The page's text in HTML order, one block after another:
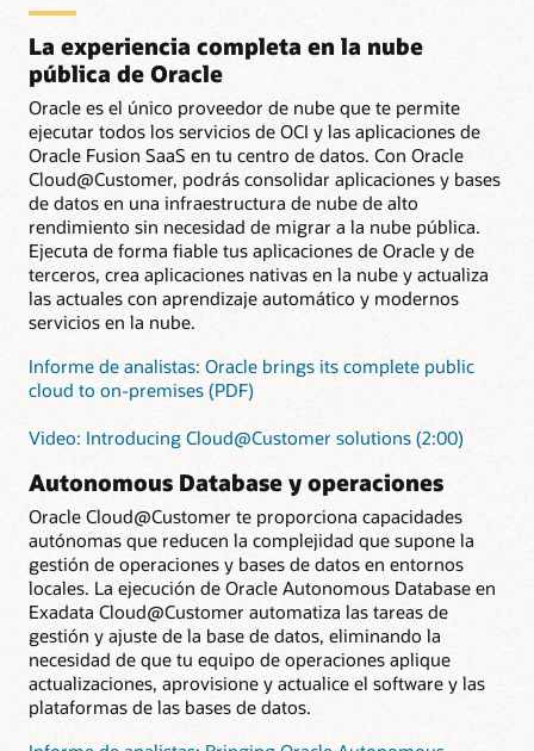
La experiencia completa en la nube
pública de Oracle
Oracle es el único proveedor de nube que te permite
ejecutar todos los servicios de OCI y las aplicaciones de
Oracle Fusion SaaS en tu centro de datos. Con Oracle
Cloud@Customer, podrás consolidar aplicaciones y bases
de datos en una infraestructura de nube de alto
rendimiento sin necesidad de migrar a la nube pública.
Ejecuta de forma fiable tus aplicaciones de Oracle y de
terceros, crea aplicaciones nativas en la nube y actualiza
las actuales con aprendizaje automático y modernos
servicios en la nube.
Informe de analistas: Oracle brings its complete public
cloud to on-premises (PDF)
Video: Introducing Cloud@Customer solutions (2:00)
Autonomous Database y operaciones
Oracle Cloud@Customer te proporciona capacidades
autónomas que reducen la complejidad que supone la
gestión de operaciones y bases de datos en entornos
locales. La ejecución de Oracle Autonomous Database en
Exadata Cloud@Customer automatiza las tareas de
gestión y ajuste de la base de datos, eliminando la
necesidad de que tu equipo de operaciones aplique
actualizaciones, aprovisione y actualice el software y las
plataformas de las bases de datos.